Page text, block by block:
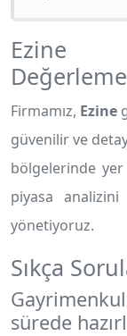
Ezine
Firmamız, Ezine
güvenilir ve
bölgelerinde
piyasa
yönetiyoruz.
Sıkça
sürede